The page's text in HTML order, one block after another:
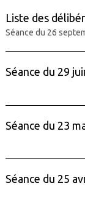
Liste des
Séance du 26
Séance du 29
Séance du 23
Séance du 25